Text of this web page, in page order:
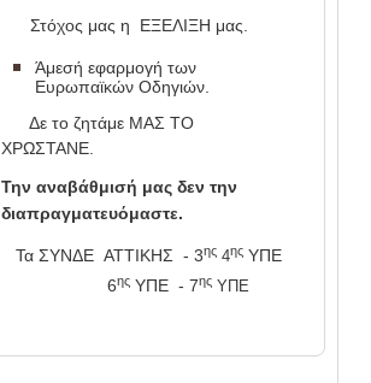
Στόχος μας η ΕΞΕΛΙΞΗ μας.
Άμεσή εφαρμογή των
Ευρωπαϊκών Οδηγιών.
Δε το ζητάμε ΜΑΣ ΤΟ
ΧΡΩΣΤΑΝΕ.
Την αναβάθμισή μας δεν την
διαπραγματευόμαστε.
Τα ΣΥΝΔΕ ΑΤΤΙΚΗΣ - 3ης 4ης ΥΠΕ
6ης ΥΠΕ - 7ης ΥΠΕ